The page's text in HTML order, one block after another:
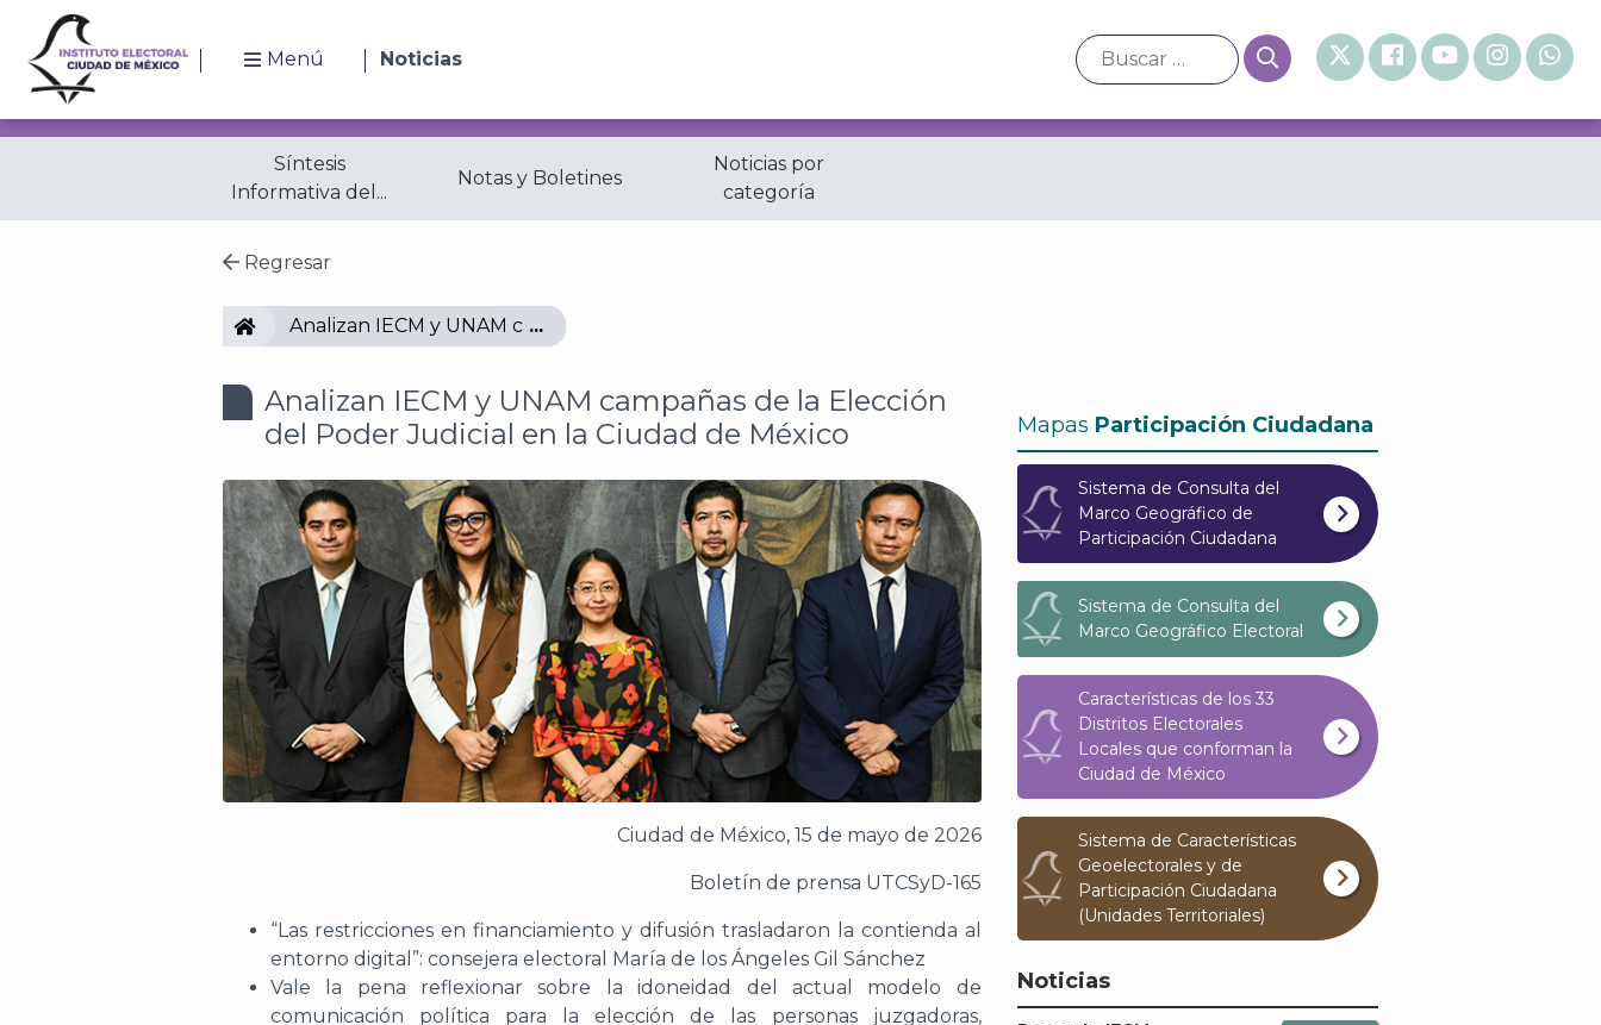
Menú Noticias
Síntesis
Informativa del...
Notas y Boletines
Noticias por
categoría
Regresar
IECMAnalizan IECM y UNAM campañas de la Elección del Poder Judicial en la Ciudad de México
Analizan IECM y UNAM campañas de la Elección
del Poder Judicial en la Ciudad de México
Ciudad de México, 15 de mayo de 2026
Boletín de prensa UTCSyD-165
“Las restricciones en financiamiento y difusión trasladaron la contienda al
entorno digital ”: consejera electoral María de los Ángeles Gil Sánchez
Vale la pena reflexionar sobre la idoneidad del actual modelo de
comunicación política para la elección de las personas juzgadoras,
Mapas Participación Ciudadana
Sistema de Consulta del
Marco Geográfico de
Participación Ciudadana
Sistema de Consulta del
Marco Geográfico Electoral
Características de los 33
Distritos Electorales
Locales que conforman la
Ciudad de México
Sistema de Características
Geoelectorales y de
Participación Ciudadana
(Unidades Territoriales)
Noticias